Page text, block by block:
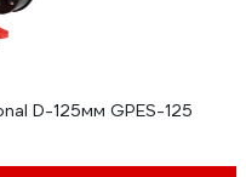
D-125мм GPES-125